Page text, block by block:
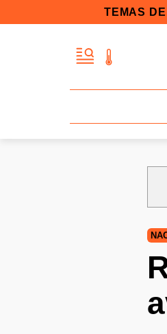
TEMAS